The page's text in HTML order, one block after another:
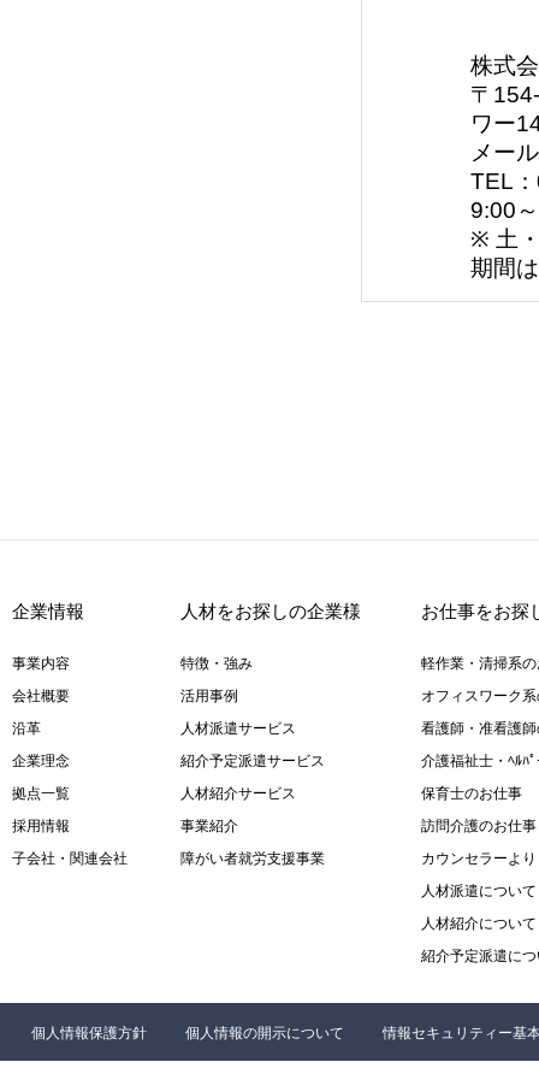
株式
〒
ワー
メー
TEL
9:00
※ 土
期間
企業情報
事業内容
会社概要
沿革
企業理念
拠点一覧
採用情報
子会社・関連会社
人材をお探しの企業様
特徴・強み
活用事例
人材派遣サービス
紹介予定派遣サービス
人材紹介サービス
事業紹介
障がい者就労支援事業
お仕事をお探
軽作業・清掃系
オフィスワーク
看護師・准看護
介護福祉士・ﾍﾙﾊ
保育士のお仕事
訪問介護のお仕事
カウンセラーより
人材派遣について
人材紹介について
紹介予定派遣に
個人情報保護方針 個人情報の開示について 情報セキュリティー基